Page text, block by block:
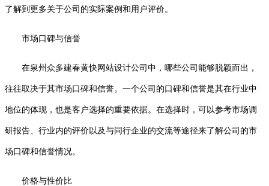
了解到更多关于公司的实际案例和用户评价。
市场口碑与信誉
在泉州众多建春黄快网站设计公司中，哪些公司能够脱颖而出，
往往取决于其市场口碑和信誉。一个公司的口碑和信誉是其在行业中
地位的体现，也是客户选择的重要依据。在选择时，可以参考市场调
研报告、行业内的评价以及与同行企业的交流等途径来了解公司的市
场口碑和信誉情况。
价格与性价比